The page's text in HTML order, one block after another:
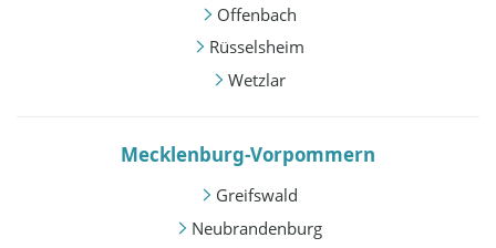
Offenbach
Rüsselsheim
Wetzlar
Mecklenburg-Vorpommern
Greifswald
Neubrandenburg